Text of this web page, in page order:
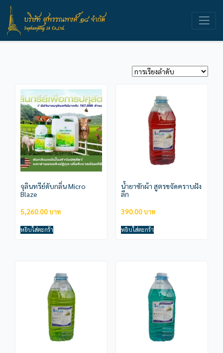
จุลินทรีย์ดับกลิ่น Micro
Blaze
5,260.00
หยิบใส่ตะกร้า
น้ำยาซักผ้า สูตรขจัดคราบฝัง
ลึก
390.00
หยิบใส่ตะกร้า